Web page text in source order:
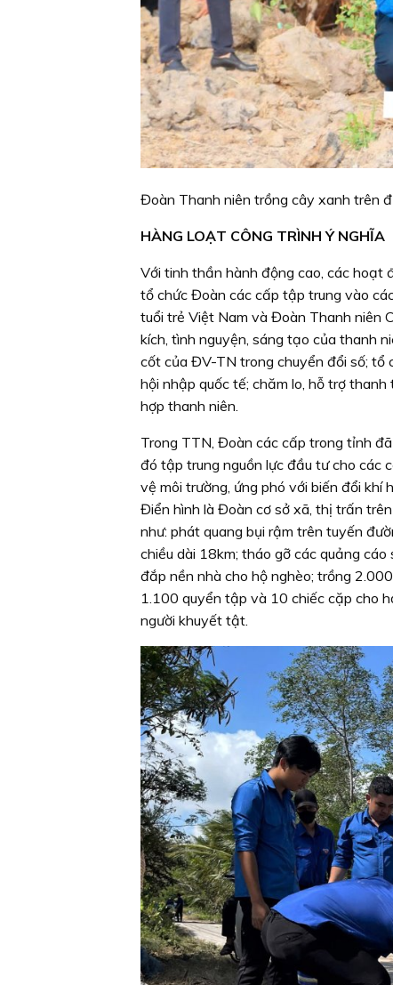
Đoàn Thanh niên trồng cây xanh trên
HÀNG LOẠT CÔNG TRÌNH Ý NGHĨA
Với tinh thần hành động cao, các hoạt
tổ chức Đoàn các cấp tập trung vào
tuổi trẻ Việt Nam và Đoàn Thanh niên
kích, tình nguyện, sáng tạo của thanh
cốt của ĐV-TN trong chuyển đổi số; tổ
hội nhập quốc tế; chăm lo, hỗ trợ
hợp thanh niên.
Trong TTN, Đoàn các cấp trong tỉnh
đó tập trung nguồn lực đầu tư cho các
vệ môi trường, ứng phó với biến đổi
Điển hình là Đoàn cơ sở xã, thị trấn
như: phát quang bụi rậm trên tuyến
chiều dài 18km; tháo gỡ các quảng
đắp nền nhà cho hộ nghèo; trồng
1.100 quyển tập và 10 chiếc cặp cho
người khuyết tật.